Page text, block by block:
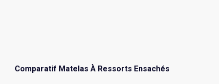
Comparatif Matelas À Ressorts Ensachés